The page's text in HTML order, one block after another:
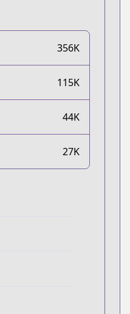
356K
115K
44K
27K